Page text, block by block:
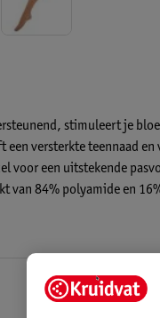
stimuleert je
versterkte teennaad
voor een uitstekende
van 84% polyamide en